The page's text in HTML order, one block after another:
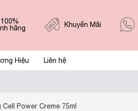
hãng
Khuyến Mãi
Hiệu Liên hệ
Power Creme 75ml